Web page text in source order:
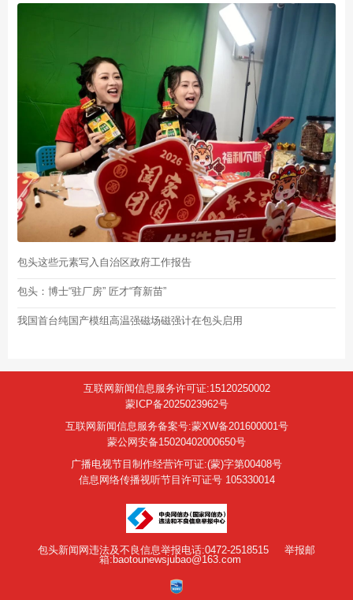
包头这些元素写入自治区政府工作报告
包头：博士“驻厂房” 匠才“育新苗”
我国首台纯国产模组高温强磁场磁强计在包头启用
互联网新闻信息服务许可证:15120250002
蒙ICP备2025023962号
互联网新闻信息服务备案号:蒙XW备201600001号
蒙公网安备15020402000650号
广播电视节目制作经营许可证:(蒙)字第00408号
信息网络传播视听节目许可证号 105330014
包头新闻网违法及不良信息举报电话:0472-2518515
举报邮
箱:baotounewsjubao@163.com